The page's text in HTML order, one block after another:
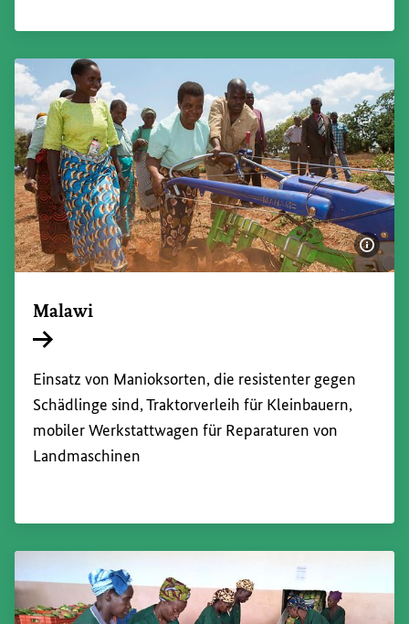
Malawi
Einsatz von Manioksorten, die resistenter gegen
Schädlinge sind, Traktorverleih für Kleinbauern,
mobiler Werkstattwagen für Reparaturen von
Landmaschinen